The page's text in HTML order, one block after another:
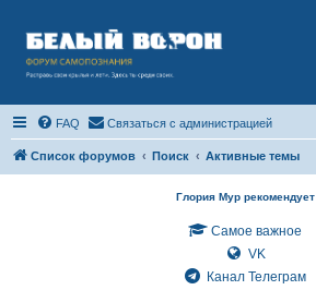
FAQ Связаться с администрацией
Список форумов Поиск Активные темы
Глория Мур рекомендует
Самое важное
VK
Канал Телеграм